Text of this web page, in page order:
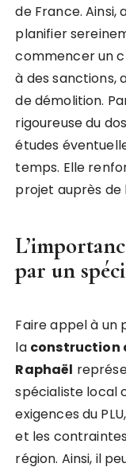
de France.
planifier
commencer un
à des sanctions,
de démolition.
rigoureuse du
études
temps. Elle
projet auprès de
par un
Faire appel à un
la construction
Raphaël
spécialiste local
exigences du
et les
région. Ainsi, il